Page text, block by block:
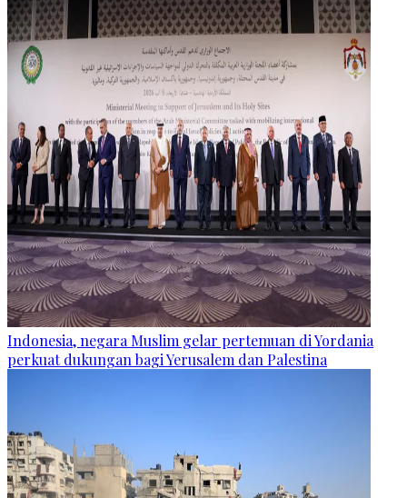
Indonesia, negara Muslim gelar pertemuan di Yordania
perkuat dukungan bagi Yerusalem dan Palestina